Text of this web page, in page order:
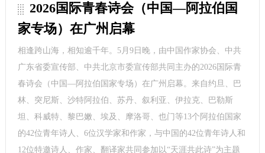
2026国际青春诗会（中国—阿拉伯国
家专场）在广州启幕
相逢跨山海，相知逾千年。5月9日晚，由中国作家协会、中共
广东省委宣传部、中共北京市委宣传部共同主办的2026国际青
春诗会（中国—阿拉伯国家专场）在广州启幕。来自约旦、巴
林、突尼斯、沙特阿拉伯、苏丹、叙利亚、伊拉克、巴勒斯
坦、科威特、黎巴嫩、埃及、摩洛哥、也门等13个阿拉伯国家
的42位青年诗人、6位汉学家和作家，与中国的42位青年诗人和
12位特邀诗人、作家、翻译家共同参加以“天涯共此诗”为主题